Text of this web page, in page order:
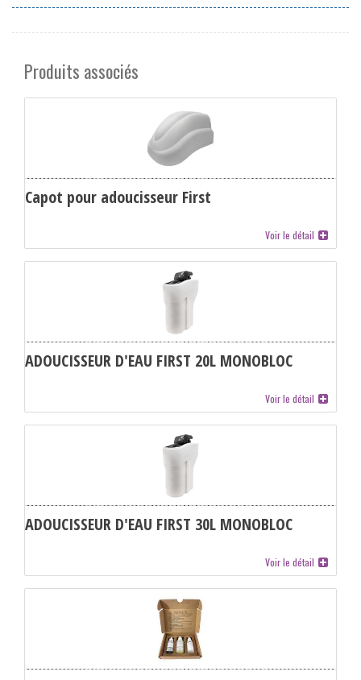
Produits associés
Capot pour adoucisseur First
Voir le détail
ADOUCISSEUR D'EAU FIRST 20L MONOBLOC
Voir le détail
ADOUCISSEUR D'EAU FIRST 30L MONOBLOC
Voir le détail